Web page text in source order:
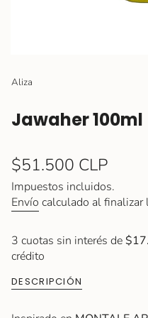
Aliza
Jawaher 100ml
Precio
regular
$51.500 CLP
Impuestos incluidos.
Envío calculado al finalizar
3 cuotas sin interés de
crédito
DESCRIPCIÓN